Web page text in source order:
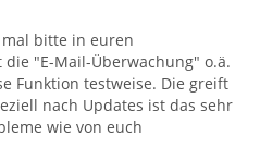
bitte in euren
"E-Mail-Überwachung" o.ä.
Funktion testweise. Die greift
nach Updates ist das sehr
wie von euch